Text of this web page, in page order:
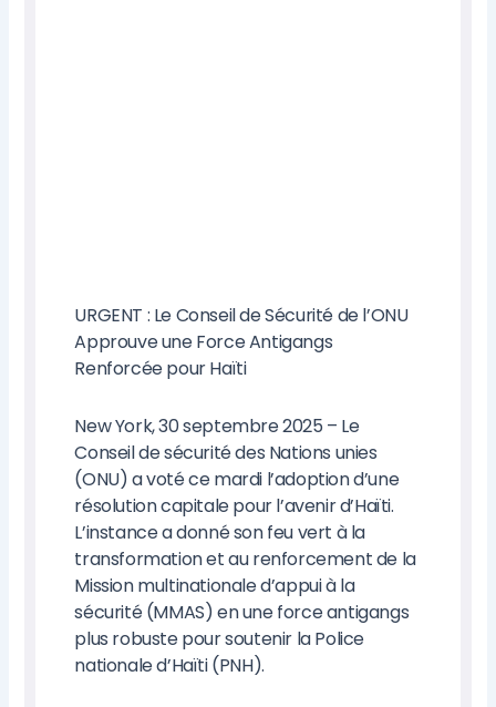
URGENT : Le Conseil de Sécurité de l’ONU
Approuve une Force Antigangs
Renforcée pour Haïti
New York, 30 septembre 2025 – Le
Conseil de sécurité des Nations unies
(ONU) a voté ce mardi l’adoption d’une
résolution capitale pour l’avenir d’Haïti.
L’instance a donné son feu vert à la
transformation et au renforcement de la
Mission multinationale d’appui à la
sécurité (MMAS) en une force antigangs
plus robuste pour soutenir la Police
nationale d’Haïti (PNH).